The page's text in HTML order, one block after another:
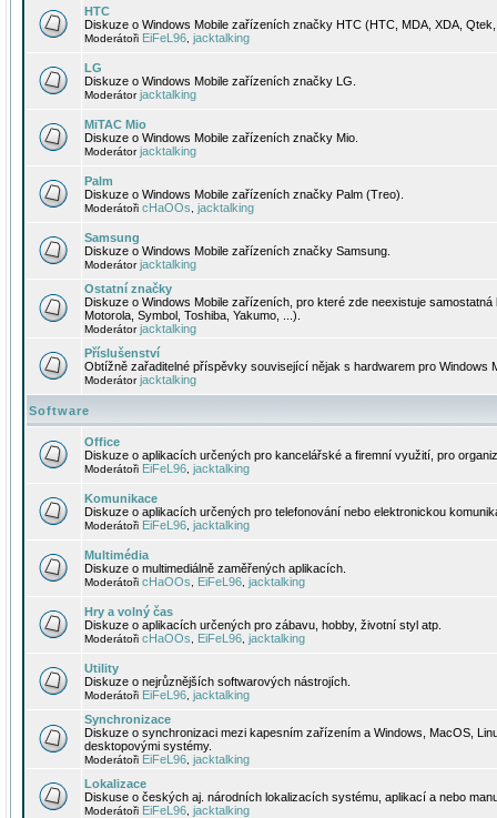
HTC
Diskuze o Windows Mobile zařízeních značky HTC (HTC, MDA, XDA,
Moderátoři EiFeL96 jacktalking
LG
Diskuze o Windows Mobile zařízeních značky LG.
Moderátorjacktalking
MiTAC Mio
Diskuze o Windows Mobile zařízeních značky Mio.
Moderátorjacktalking
Palm
Diskuze o Windows Mobile zařízeních značky Palm (Treo).
Moderátoři cHaOOs jacktalking
Samsung
Diskuze o Windows Mobile zařízeních značky Samsung.
Moderátorjacktalking
Ostatní značky
Diskuze o Windows Mobile zařízeních, pro které zde neexistuje
Motorola, Symbol, Toshiba, Yakumo, ...).
Moderátorjacktalking
Příslušenství
Obtížně zařaditelné příspěvky související nějak s hardwarem pro Windows
Moderátorjacktalking
Software
Office
Diskuze o aplikacích určených pro kancelářské a firemní využití, pro
Moderátoři EiFeL96 jacktalking
Komunikace
Diskuze o aplikacích určených pro telefonování nebo elektronickou
Moderátoři EiFeL96 jacktalking
Multimédia
Diskuze o multimediálně zaměřených aplikacích.
Moderátoři cHaOOs EiFeL96 jacktalking
Hry a volný čas
Diskuze o aplikacích určených pro zábavu, hobby, životní styl atp.
Moderátoři cHaOOs EiFeL96 jacktalking
Utility
Diskuze o nejrůznějších softwarových nástrojích.
Moderátoři EiFeL96 jacktalking
Synchronizace
Diskuze o synchronizaci mezi kapesním zařízením a Windows, MacOS,
desktopovými systémy.
Moderátoři EiFeL96 jacktalking
Lokalizace
Diskuse o českých aj. národních lokalizacích systému, aplikací a nebo
Moderátoři EiFeL96 jacktalking